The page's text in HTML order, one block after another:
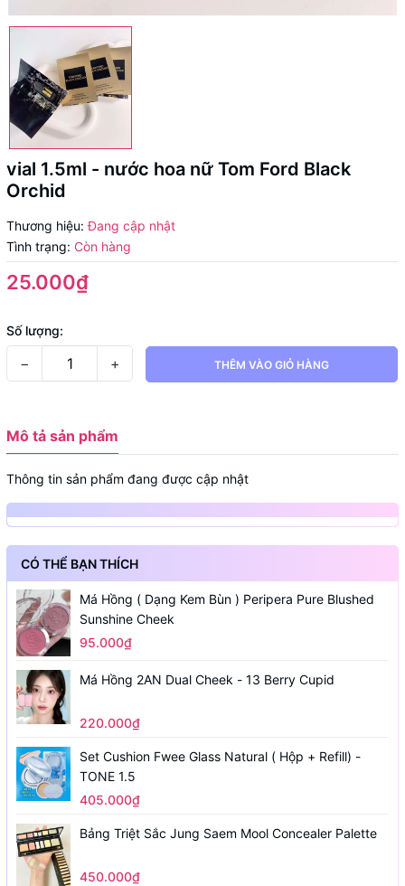
vial 1.5ml - nước hoa nữ Tom Ford Black
Orchid
Thương hiệu: Đang cập nhật
Tình trạng: Còn hàng
25.000₫
Số lượng:
− + THÊM VÀO GIỎ HÀNG
Mô tả sản phẩm
Thông tin sản phẩm đang được cập nhật
CÓ THỂ BẠN THÍCH
Má Hồng ( Dạng Kem Bùn ) Peripera Pure Blushed
Sunshine Cheek
95.000₫
Má Hồng 2AN Dual Cheek - 13 Berry Cupid
220.000₫
Set Cushion Fwee Glass Natural ( Hộp + Refill) -
TONE 1.5
405.000₫
Bảng Triệt Sắc Jung Saem Mool Concealer Palette
450.000₫